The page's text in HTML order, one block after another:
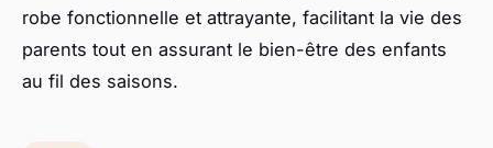
robe fonctionnelle et attrayante, facilitant la vie des
parents tout en assurant le bien-être des enfants
au fil des saisons.